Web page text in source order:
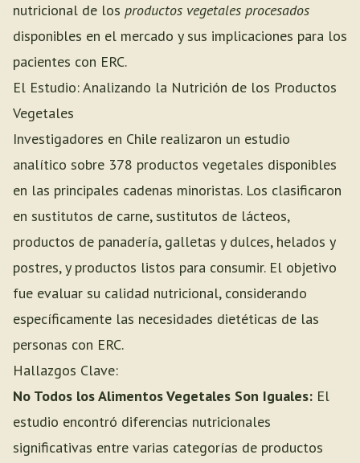
nutricional de los productos vegetales procesados
disponibles en el mercado y sus implicaciones para los
pacientes con ERC.
El Estudio: Analizando la Nutrición de los Productos
Vegetales
Investigadores en Chile realizaron un estudio
analítico sobre 378 productos vegetales disponibles
en las principales cadenas minoristas. Los clasificaron
en sustitutos de carne, sustitutos de lácteos,
productos de panadería, galletas y dulces, helados y
postres, y productos listos para consumir. El objetivo
fue evaluar su calidad nutricional, considerando
específicamente las necesidades dietéticas de las
personas con ERC.
Hallazgos Clave:
No Todos los Alimentos Vegetales Son Iguales: El
estudio encontró diferencias nutricionales
significativas entre varias categorías de productos